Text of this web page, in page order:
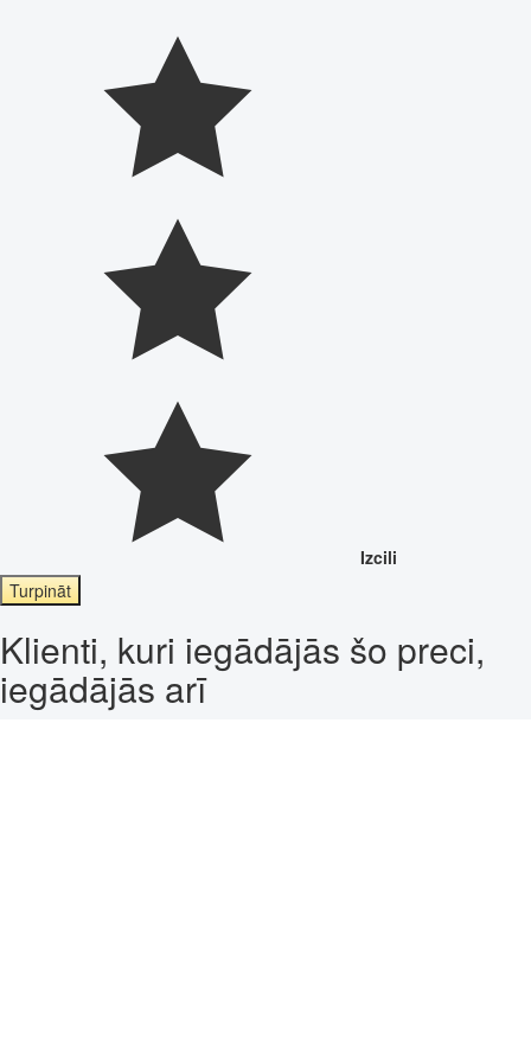
Izcili
Turpināt
Klienti, kuri iegādājās šo preci,
iegādājās arī